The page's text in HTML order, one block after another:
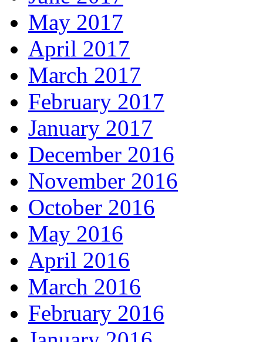
May 2017
April 2017
March 2017
February 2017
January 2017
December 2016
November 2016
October 2016
May 2016
April 2016
March 2016
February 2016